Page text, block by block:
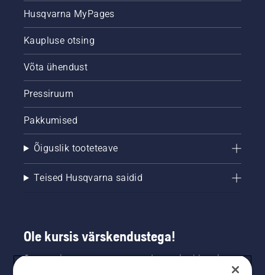
Husqvarna MyPages
Kaupluse otsing
Võta ühendust
Pressiruum
Pakkumised
Õiguslik tooteteave
Teised Husqvarna saidid
Ole kursis värskendustega!
Saa uusimat teavet uute toodete, eripakkumiste